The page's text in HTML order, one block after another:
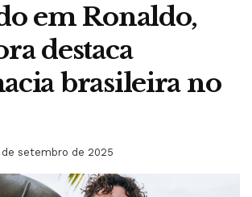
em Ronaldo,
destaca
brasileira no
de setembro de 2025